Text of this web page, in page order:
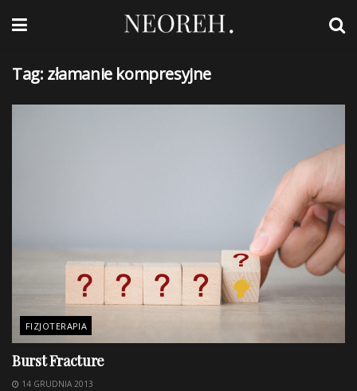
Tag: złamanie kompresyjne
FIZJOTERAPIA
Burst Fracture
14 GRUDNIA 2013